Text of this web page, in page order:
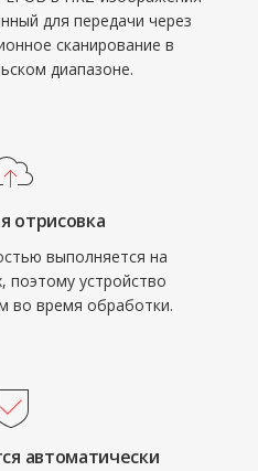
для передачи через
сканирование в
диапазоне.
отрисовка
выполняется на
поэтому устройство
во время обработки.
автоматически